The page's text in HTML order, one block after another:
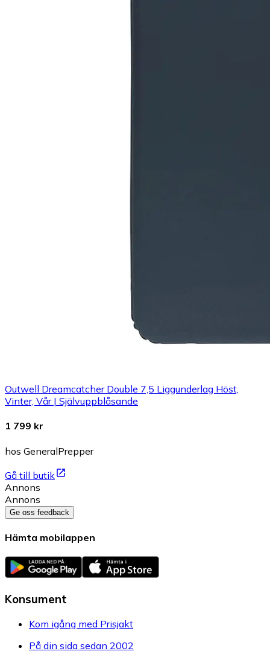
Outwell Dreamcatcher Double 7,5 Liggunderlag Höst,
Vinter, Vår | Självuppblåsande
1 799 kr
hos GeneralPrepper
Gå till butik
Annons
Annons
Ge oss feedback
Hämta mobilappen
Konsument
Kom igång med Prisjakt
På din sida sedan 2002